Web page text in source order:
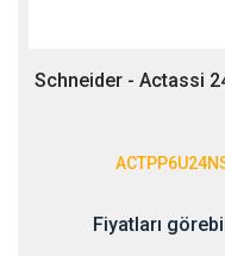
Schneider - Actassi
Fiyatları